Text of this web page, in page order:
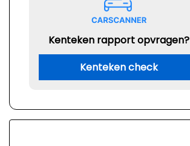
Kenteken rapport opvragen?
Kenteken check